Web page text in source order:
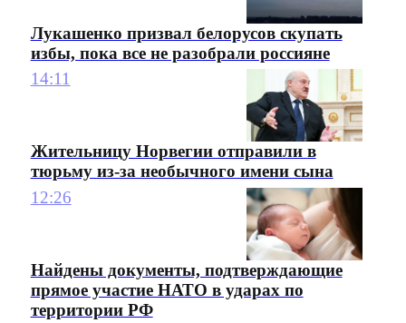
Лукашенко призвал белорусов скупать
избы, пока все не разобрали россияне
14:11
Жительницу Норвегии отправили в
тюрьму из-за необычного имени сына
12:26
Найдены документы, подтверждающие
прямое участие НАТО в ударах по
территории РФ